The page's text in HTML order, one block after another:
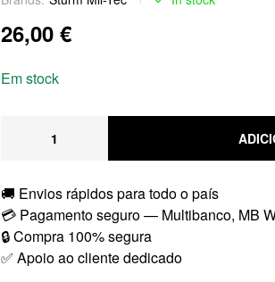
26,00 €
Em stock
🚚 Envios rápidos para todo o país
💳 Pagamento seguro — Multibanco, MB
🔒 Compra 100% segura
✅ Apoio ao cliente dedicado